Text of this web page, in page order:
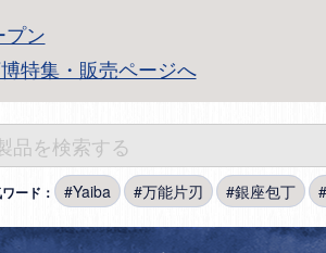
プン
特集・販売ページへ
ード： Yaiba 万能片刃 銀座包丁